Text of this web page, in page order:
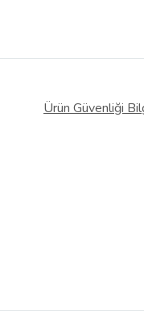
Ürün Güvenliği